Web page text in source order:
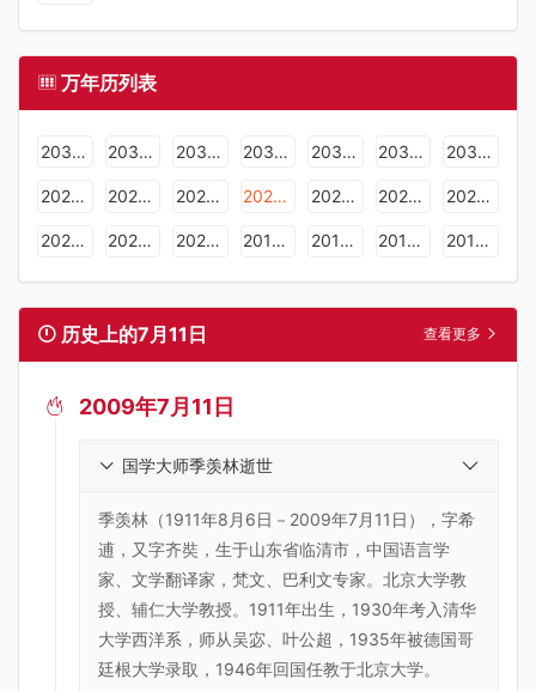
万年历列表
2036年日历表 2035年日历表 2034年日历表 2033年日历表 2032年日历表 2031年日历表 2030年日历表
2029年日历表 2028年日历表 2027年日历表 2026年日历表 2025年日历表 2024年日历表 2023年日历表
2022年日历表 2021年日历表 2020年日历表 2019年日历表 2018年日历表 2017年日历表 2016年日历表
历史上的7月11日 查看更多
 2009年7月11日
国学大师季羡林逝世
季羡林（1911年8月6日－2009年7月11日），字希
逋，又字齐奘，生于山东省临清市，中国语言学
家、文学翻译家，梵文、巴利文专家。北京大学教
授、辅仁大学教授。1911年出生，1930年考入清华
大学西洋系，师从吴宓、叶公超，1935年被德国哥
廷根大学录取，1946年回国任教于北京大学。